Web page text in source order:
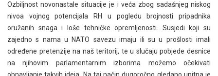
Ozbiljnost novonastale situacije je i veća zbog sadašnjeg niskog
nivoa vojnog potencijala RH u pogledu brojnosti pripadnika
oružanih snaga i loše tehničke opremljenosti. Susjedi koji su
zajedno s nama u NATO savezu imaju ili su u prošlosti imali
određene pretenzije na naš teritorij, te u slučaju pobjede desnice
na njihovim parlamentarnim izborima možemo očekivati